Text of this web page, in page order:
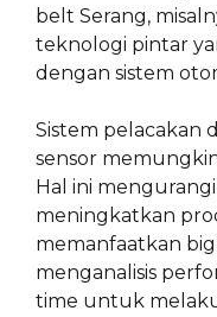
belt Serang,
teknologi pintar
dengan sistem
Sistem pelacakan
sensor
Hal ini
meningkatkan
memanfaatkan
menganalisis
time untuk